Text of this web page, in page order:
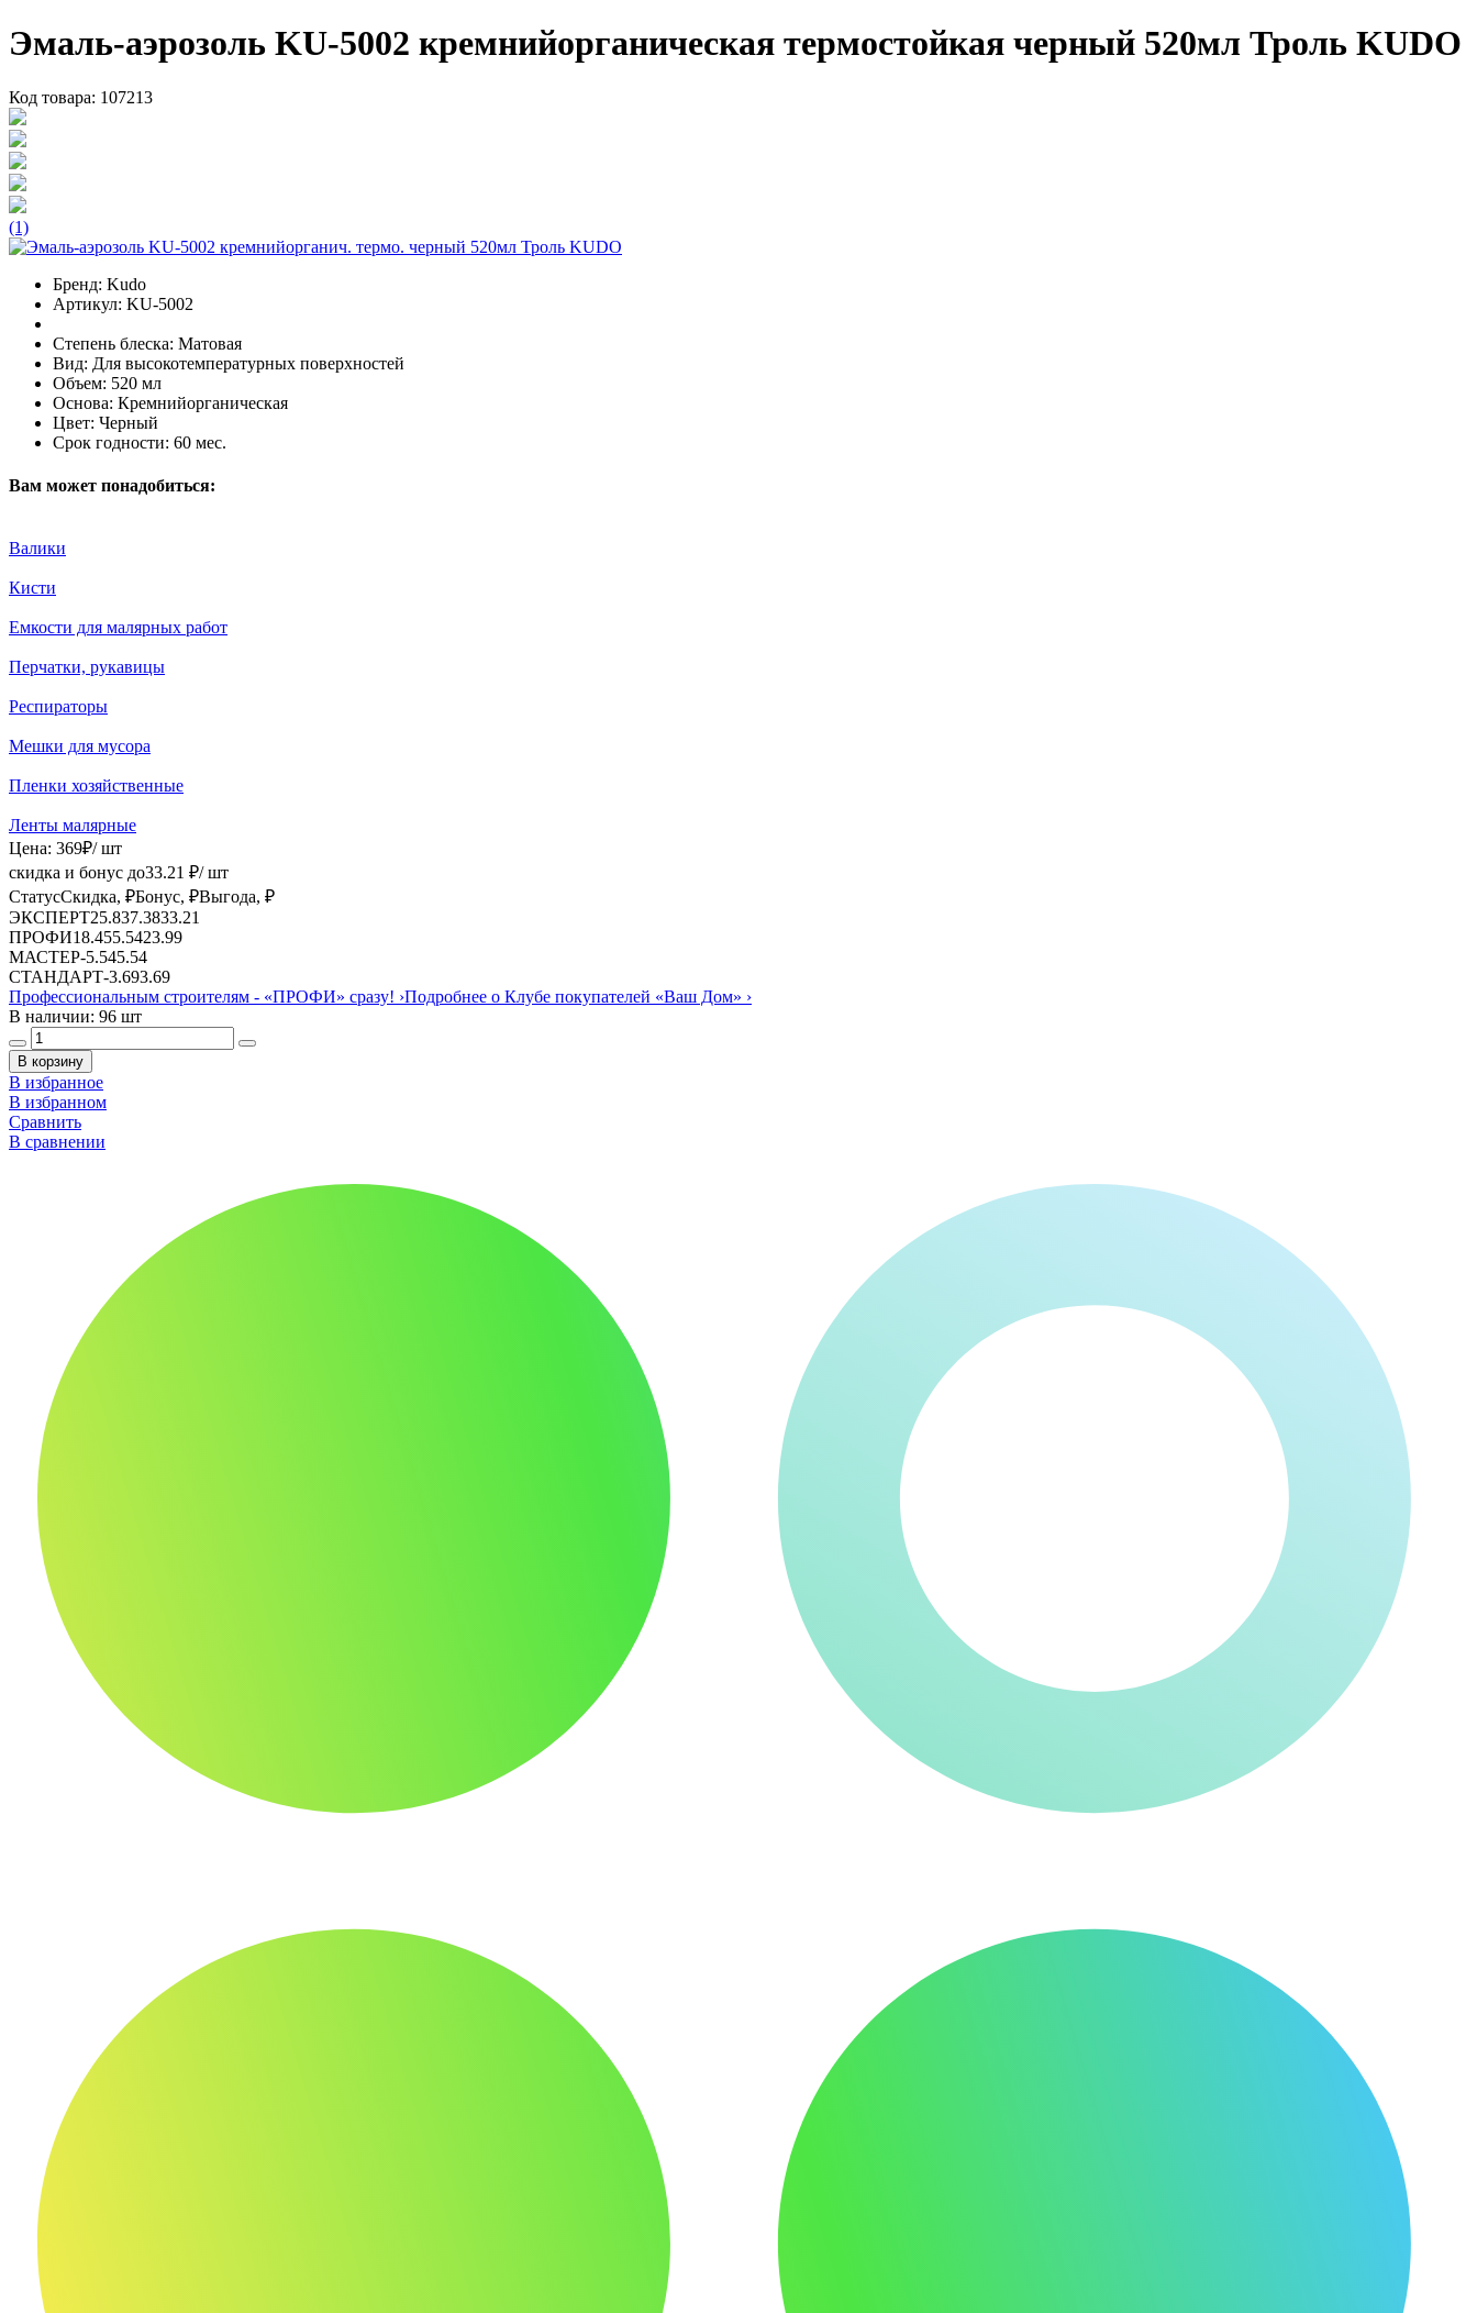
Эмаль-аэрозоль KU-5002 кремнийорганическая термостойкая черный 520мл Троль KUDO
Код товара: 107213
(1)
Бренд: Kudo
Артикул: KU-5002
Степень блеска: Матовая
Вид: Для высокотемпературных поверхностей
Объем: 520 мл
Основа: Кремнийорганическая
Цвет: Черный
Срок годности: 60 мес.
Вам может понадобиться:
Валики
Кисти
Емкости для малярных работ
Перчатки, рукавицы
Респираторы
Мешки для мусора
Пленки хозяйственные
Ленты малярные
Цена: 369₽/ шт
скидка и бонус до33.21 ₽/ шт
СтатусСкидка, ₽Бонус, ₽Выгода, ₽
ЭКСПЕРТ25.837.3833.21
ПРОФИ18.455.5423.99
МАСТЕР-5.545.54
СТАНДАРТ-3.693.69
Профессиональным строителям - «ПРОФИ» сразу! ›Подробнее о Клубе покупателей «Ваш Дом» ›
В наличии: 96 шт
В корзину
В избранное
В избранном
Сравнить
В сравнении